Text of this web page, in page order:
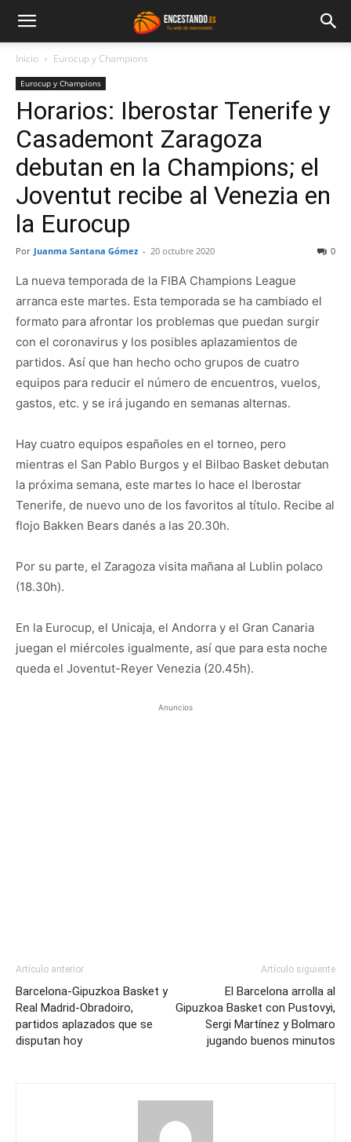
Inicio Eurocup y Champions
Eurocup y Champions
Horarios: Iberostar Tenerife y
Casademont Zaragoza
debutan en la Champions; el
Joventut recibe al Venezia en
la Eurocup
Por Juanma Santana Gómez - 20 octubre 2020 0
La nueva temporada de la FIBA Champions League
arranca este martes. Esta temporada se ha cambiado el
formato para afrontar los problemas que puedan surgir
con el coronavirus y los posibles aplazamientos de
partidos. Así que han hecho ocho grupos de cuatro
equipos para reducir el número de encuentros, vuelos,
gastos, etc. y se irá jugando en semanas alternas.
Hay cuatro equipos españoles en el torneo, pero
mientras el San Pablo Burgos y el Bilbao Basket debutan
la próxima semana, este martes lo hace el Iberostar
Tenerife, de nuevo uno de los favoritos al título. Recibe al
flojo Bakken Bears danés a las 20.30h.
Por su parte, el Zaragoza visita mañana al Lublin polaco
(18.30h).
En la Eurocup, el Unicaja, el Andorra y el Gran Canaria
juegan el miércoles igualmente, así que para esta noche
queda el Joventut-Reyer Venezia (20.45h).
Anuncios
Artículo anterior
Barcelona-Gipuzkoa Basket y
Real Madrid-Obradoiro,
partidos aplazados que se
disputan hoy
Artículo siguiente
El Barcelona arrolla al
Gipuzkoa Basket con Pustovyi,
Sergi Martínez y Bolmaro
jugando buenos minutos